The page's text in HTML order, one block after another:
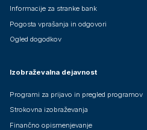
Informacije za stranke bank
Pogosta vprašanja in odgovori
Ogled dogodkov
Izobraževalna dejavnost
Programi za prijavo in pregled programov
Strokovna izobraževanja
Finančno opismenjevanje